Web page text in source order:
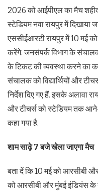
2026 को आईपीएल का मैच शहीद
स्टेडियम नवा रायपुर में दिखाया
एससीईआरटी रायपुर में 10 मई
करेंगे. जनसंपर्क विभाग के संचालक
के टिकट की व्यवस्था करने का
संचालक को विद्यार्थियों और
निर्देश दिए गए हैं. इसके अलावा
और टीचर्स को स्टेडियम तक
कहा गया है.
शाम साढ़े 7 बजे खेला जाएगा मैच
बता दें कि 10 मई को आरसीबी
को आरसीबी और मुंबई इंडियंस के